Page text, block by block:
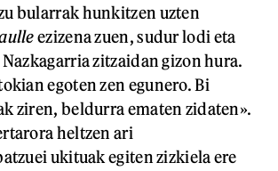
bularrak hunkitzen uzten
ezizena zuen, sudur lodi eta
zitzaidan gizon hura.
egoten zen egunero. Bi
ziren, beldurra ematen zidaten».
heltzen ari
ukituak egiten zizkiela ere